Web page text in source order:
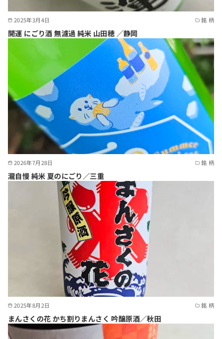
2025年3月4日 銘 柄
開運 にごり酒 無濾過 純米 山田穂 ／静岡
2026年7月28日 銘 柄
瀧自慢 純米 夏のにごり／三重
2025年8月2日 銘 柄
まんさくの花 かち割りまんさく 吟醸原酒／秋田